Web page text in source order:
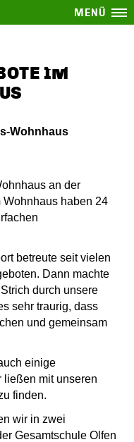
MENÜ
IM
Wohnhaus
an der
Wohnhaus haben 24
betreute seit vielen
Dann machte
durch unsere
sehr traurig, dass
und gemeinsam
einige
ließen mit unseren
finden.
wir in zwei
Gesamtschule Olfen